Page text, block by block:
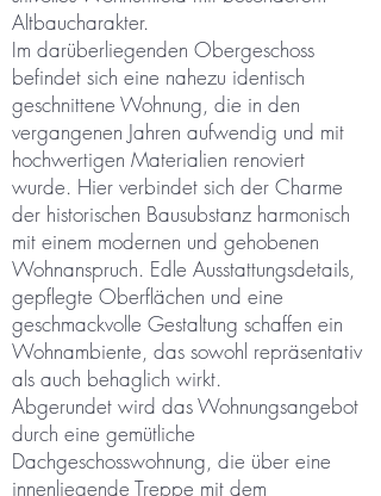
Altbaucharakter.
Im darüberliegenden Obergeschoss
befindet sich eine nahezu identisch
geschnittene Wohnung, die in den
vergangenen Jahren aufwendig und mit
hochwertigen Materialien renoviert
wurde. Hier verbindet sich der Charme
der historischen Bausubstanz harmonisch
mit einem modernen und gehobenen
Wohnanspruch. Edle Ausstattungsdetails,
gepflegte Oberflächen und eine
geschmackvolle Gestaltung schaffen ein
Wohnambiente, das sowohl repräsentativ
als auch behaglich wirkt.
Abgerundet wird das Wohnungsangebot
durch eine gemütliche
Dachgeschosswohnung, die über eine
innenliegende Treppe mit dem